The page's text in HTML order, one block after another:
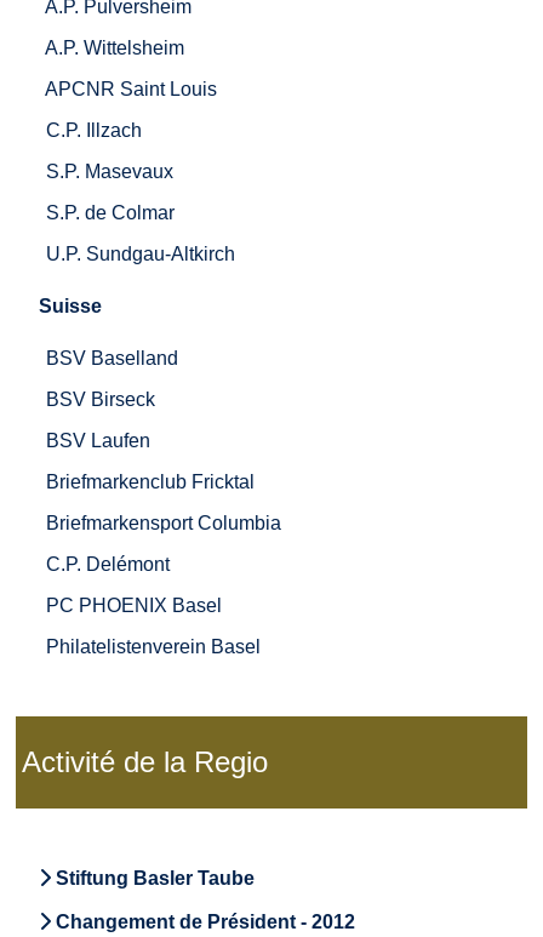
A.P. Pulversheim
A.P. Wittelsheim
APCNR Saint Louis
C.P. Illzach
S.P. Masevaux
S.P. de Colmar
U.P. Sundgau-Altkirch
Suisse
BSV Baselland
BSV Birseck
BSV Laufen
Briefmarkenclub Fricktal
Briefmarkensport Columbia
C.P. Delémont
PC PHOENIX Basel
Philatelistenverein Basel
Activité de la Regio
Stiftung Basler Taube
Changement de Président - 2012